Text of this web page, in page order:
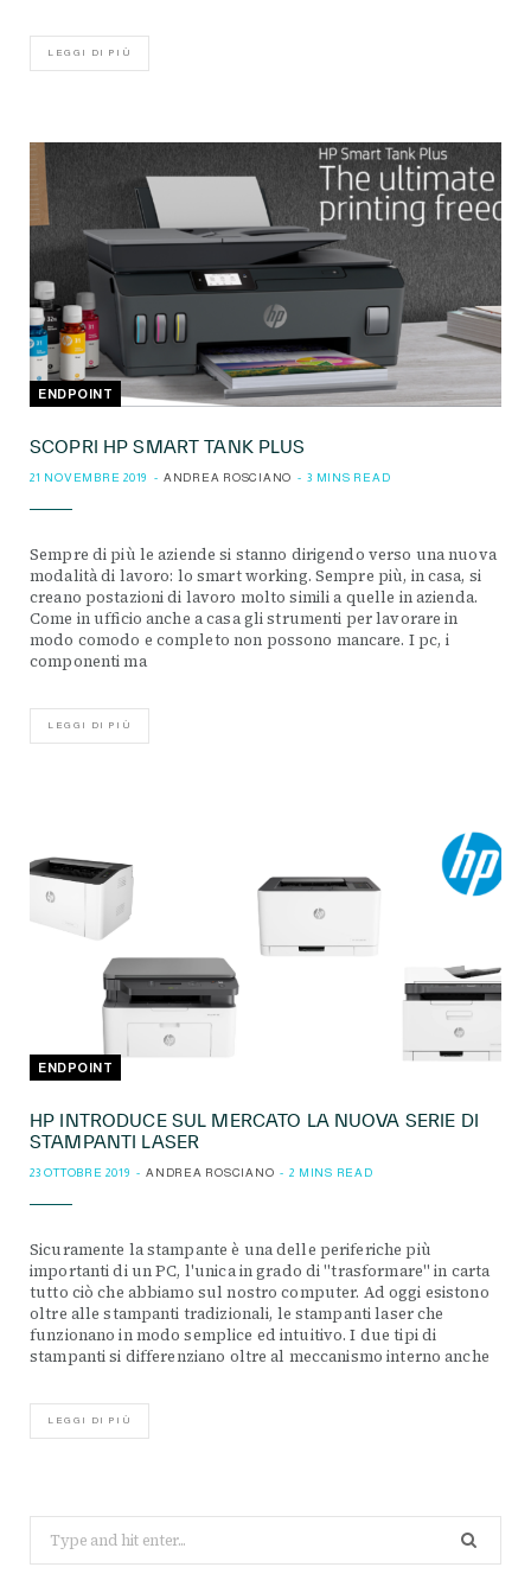
LEGGI DI PIÙ
ENDPOINT
SCOPRI HP SMART TANK PLUS
21 NOVEMBRE 2019 ANDREA ROSCIANO 3 MINS READ
Sempre di più le aziende si stanno dirigendo verso una nuova
modalità di lavoro: lo smart working. Sempre più, in casa, si
creano postazioni di lavoro molto simili a quelle in azienda.
Come in ufficio anche a casa gli strumenti per lavorare in
modo comodo e completo non possono mancare. I pc, i
componenti ma
LEGGI DI PIÙ
ENDPOINT
HP INTRODUCE SUL MERCATO LA NUOVA SERIE DI
STAMPANTI LASER
23 OTTOBRE 2019 ANDREA ROSCIANO 2 MINS READ
Sicuramente la stampante è una delle periferiche più
importanti di un PC, l'unica in grado di "trasformare" in carta
tutto ciò che abbiamo sul nostro computer. Ad oggi esistono
oltre alle stampanti tradizionali, le stampanti laser che
funzionano in modo semplice ed intuitivo. I due tipi di
stampanti si differenziano oltre al meccanismo interno anche
LEGGI DI PIÙ
for: